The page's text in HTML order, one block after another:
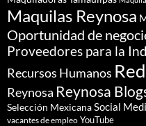
Maquilas Reynosa
Oportunidad de
Proveedores para la
Recursos Humanos
Reynosa Reynosa
Selección MexicanaSocial
vacantes de empleo YouTube